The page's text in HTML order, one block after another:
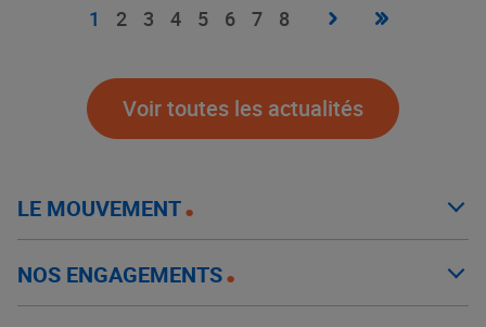
Page
1 Page
2 Page
3 Page
4 Page
5 Page
6 Page
7 Page
8
Page
Dernière
»
Voir toutes les actualités
LE MOUVEMENT
NOS ENGAGEMENTS